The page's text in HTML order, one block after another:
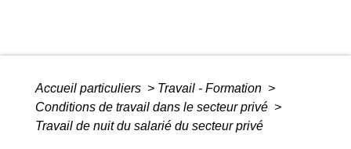
Accueil particuliers > Travail - Formation >
Conditions de travail dans le secteur privé >
Travail de nuit du salarié du secteur privé